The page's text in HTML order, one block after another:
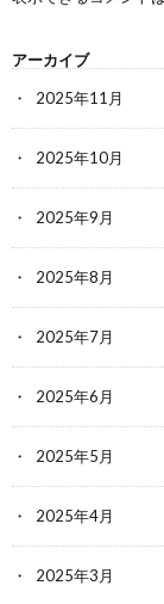
アーカイブ
2025年11月
2025年10月
2025年9月
2025年8月
2025年7月
2025年6月
2025年5月
2025年4月
2025年3月